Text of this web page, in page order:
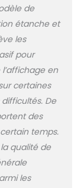
et
du
batterie
: Le
dressage
et
mètres
collier
de
étanche et
les
pour
en
certaines
De
des
temps.
qualité de
les